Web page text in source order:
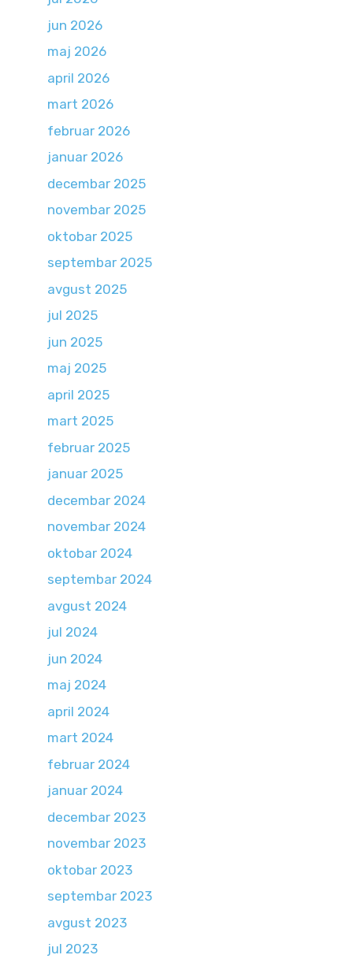
jun 2026
maj 2026
april 2026
mart 2026
februar 2026
januar 2026
decembar 2025
novembar 2025
oktobar 2025
septembar 2025
avgust 2025
jul 2025
jun 2025
maj 2025
april 2025
mart 2025
februar 2025
januar 2025
decembar 2024
novembar 2024
oktobar 2024
septembar 2024
avgust 2024
jul 2024
jun 2024
maj 2024
april 2024
mart 2024
februar 2024
januar 2024
decembar 2023
novembar 2023
oktobar 2023
septembar 2023
avgust 2023
jul 2023